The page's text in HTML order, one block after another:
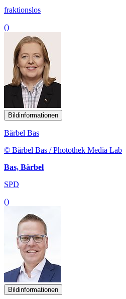
fraktionslos
()
Bildinformationen
Bärbel Bas
© Bärbel Bas / Photothek Media Lab
Bas, Bärbel
SPD
()
Bildinformationen